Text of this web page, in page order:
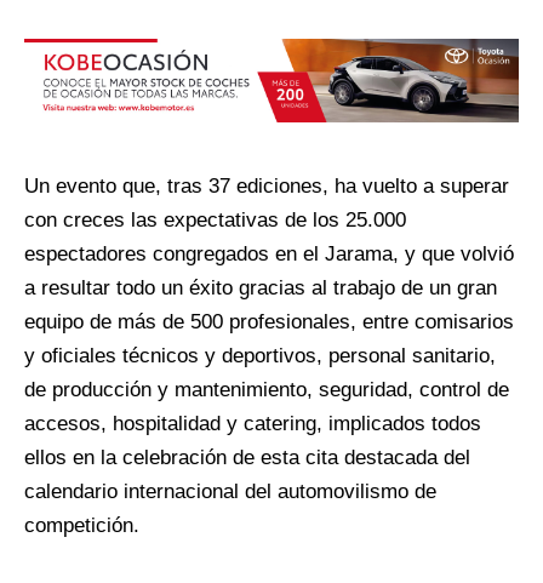
Un evento que, tras 37 ediciones, ha vuelto a superar
con creces las expectativas de los 25.000
espectadores congregados en el Jarama, y que volvió
a resultar todo un éxito gracias al trabajo de un gran
equipo de más de 500 profesionales, entre comisarios
y oficiales técnicos y deportivos, personal sanitario,
de producción y mantenimiento, seguridad, control de
accesos, hospitalidad y catering, implicados todos
ellos en la celebración de esta cita destacada del
calendario internacional del automovilismo de
competición.